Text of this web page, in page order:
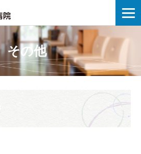
未来の風せいわ病院 | 統合失調症の家
その他